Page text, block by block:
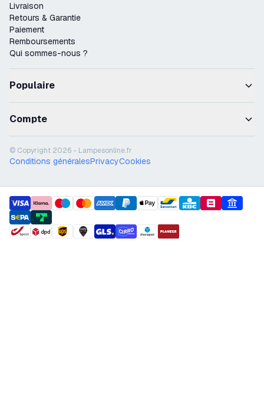
Livraison
Retours & Garantie
Paiement
Remboursements
Qui sommes-nous ?
Populaire
Compte
© Copyright 2026 - Lampesonline.fr
Conditions généralesPrivacyCookies
payment methods
shipment methods